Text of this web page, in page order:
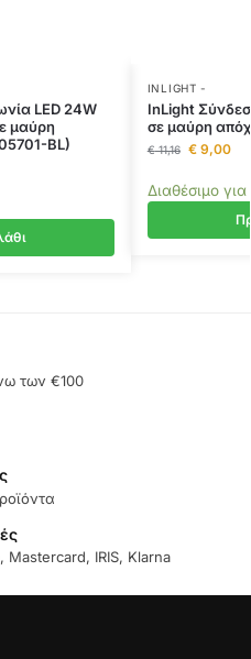
LED 24W
μαύρη
BL)
INLIGHT -
InLight
σε μαύρη
€11,16 €9,00
Διαθέσιμο
των €100
Mastercard, IRIS, Klarna